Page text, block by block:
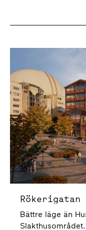
Bättre läge än
Slakthusområdet.